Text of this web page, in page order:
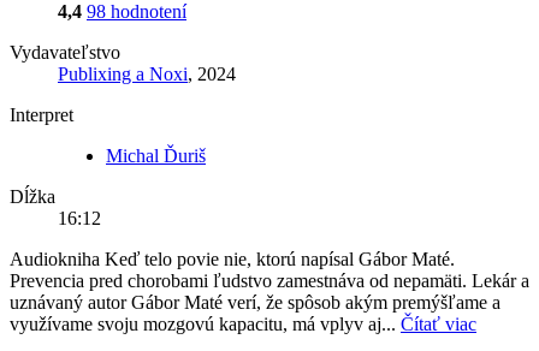
4,4 98 hodnotení
Vydavateľstvo
Publixing a Noxi, 2024
Interpret
Michal Ďuriš
Dĺžka
16:12
Audiokniha Keď telo povie nie, ktorú napísal Gábor Maté.
Prevencia pred chorobami ľudstvo zamestnáva od nepamäti. Lekár a
uznávaný autor Gábor Maté verí, že spôsob akým premýšľame a
využívame svoju mozgovú kapacitu, má vplyv aj... Čítať viac